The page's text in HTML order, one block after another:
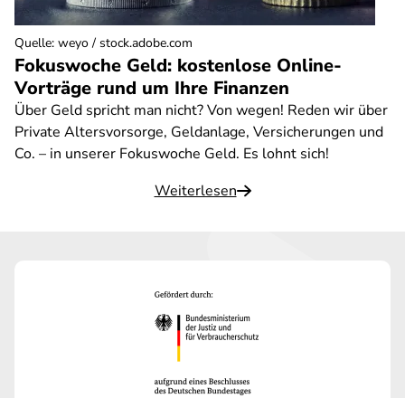
Fokuswoche Geld: kostenlose Online-
Vorträge rund um Ihre Finanzen
Über Geld spricht man nicht? Von wegen! Reden wir über
Private Altersvorsorge, Geldanlage, Versicherungen und
Co. – in unserer Fokuswoche Geld. Es lohnt sich!
Weiterlesen
Quelle: weyo / stock.adobe.com